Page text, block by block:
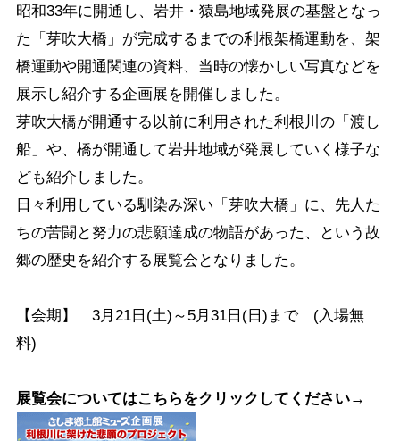
昭和33年に開通し、岩井・猿島地域発展の基盤となっ
た「芽吹大橋」が完成するまでの利根架橋運動を、架
橋運動や開通関連の資料、当時の懐かしい写真などを
展示し紹介する企画展を開催しました。
芽吹大橋が開通する以前に利用された利根川の「渡し
船」や、橋が開通して岩井地域が発展していく様子な
ども紹介しました。
日々利用している馴染み深い「芽吹大橋」に、先人た
ちの苦闘と努力の悲願達成の物語があった、という故
郷の歴史を紹介する展覧会となりました。
【会期】 3月21日(土)～5月31日(日)まで (入場無
料)
展覧会についてはこちらをクリックしてください→